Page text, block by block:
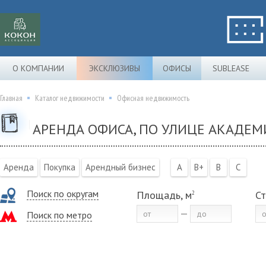
О КОМПАНИИ ЭКСКЛЮЗИВЫ ОФИСЫ SUBLEASE
Главная Каталог недвижимости Офисная недвижимость
АРЕНДА ОФИСА, ПО УЛИЦЕ
Аренда Покупка Арендный бизнес A B+ B C
Поиск по округам
Поиск по метро
Площадь, м2